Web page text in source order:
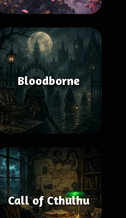
Bloodborne
Call of Cthulhu